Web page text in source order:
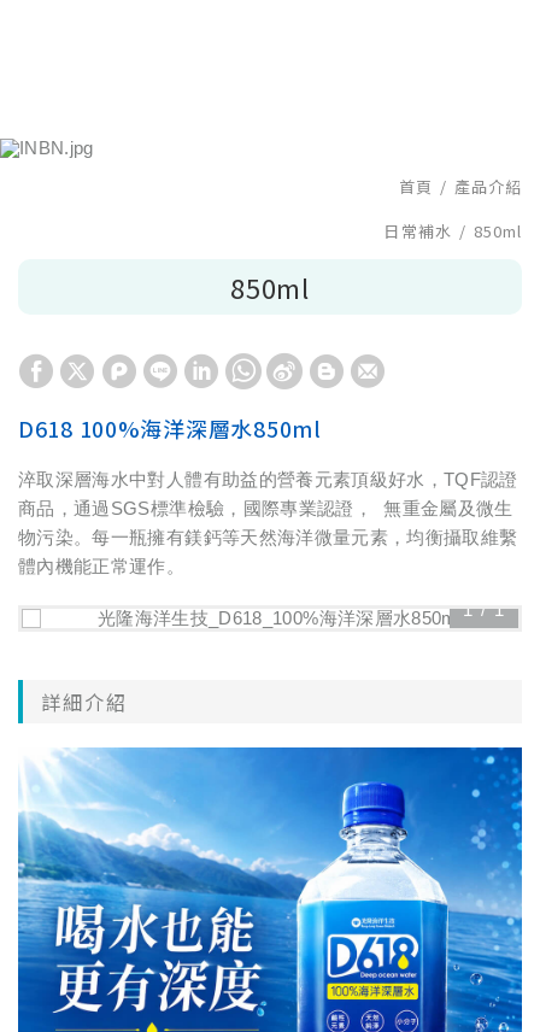
首頁 產品介紹
850ml
日常補水 850ml
D618 100%海洋深層水850ml
淬取深層海水中對人體有助益的營養元素頂級好水，TQF認證
商品，通過SGS標準檢驗，國際專業認證， 無重金屬及微生
物污染。每一瓶擁有鎂鈣等天然海洋微量元素，均衡攝取維繫
體內機能正常運作。
1/1
詳細介紹